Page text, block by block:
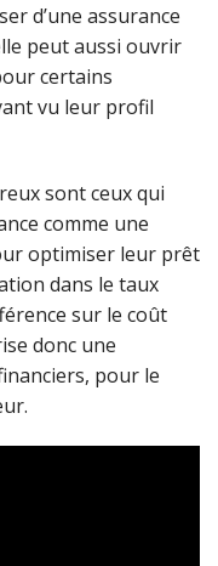
d’une assurance
peut aussi ouvrir
certains
vu leur profil
sont ceux qui
comme une
optimiser leur prêt
dans le taux
sur le coût
donc une
pour le